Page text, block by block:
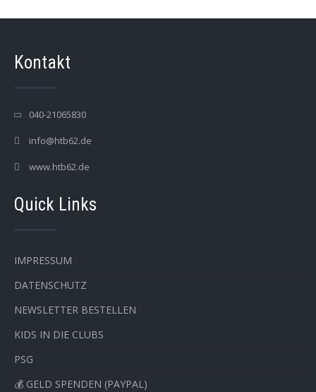
Kontakt
040-21065830
info@htb62.de
www.htb62.de
Quick Links
IMPRESSUM
DATENSCHUTZ
NEWSLETTER BESTELLEN
KIDS IN DIE CLUBS
PSG
💰 GELD SPENDEN (PAYPAL)